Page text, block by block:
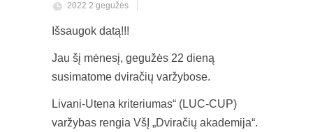
2022 2 gegužės
Išsaugok datą!!!
Jau šį mėnesį, gegužės 22 dieną
susimatome dviračių varžybose.
Livani-Utena kriteriumas“ (LUC-CUP)
varžybas rengia VšĮ „Dviračių akademija“.